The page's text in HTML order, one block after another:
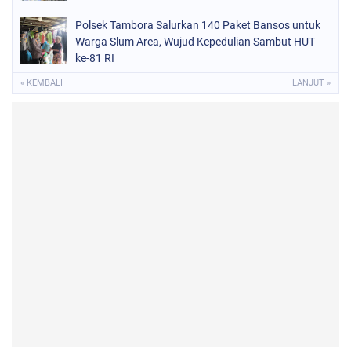
Polsek Tambora Salurkan 140 Paket Bansos untuk
Warga Slum Area, Wujud Kepedulian Sambut HUT
ke-81 RI
« KEMBALI LANJUT »